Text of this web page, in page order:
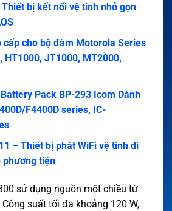
bị kết nối vệ tinh nhỏ gọn
cấp cho bộ đàm Motorola Series
HT1000, JT1000, MT2000,
Pack BP-293 Icom Dành
F4400D series, IC-
– Thiết bị phát WiFi vệ tinh di
phương tiện
sử dụng nguồn một chiều từ
Công suất tối đa khoảng 120 W,